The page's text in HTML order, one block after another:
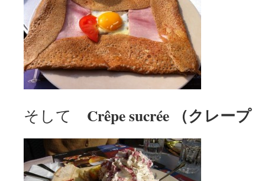
そして Crêpe sucrée （クレー